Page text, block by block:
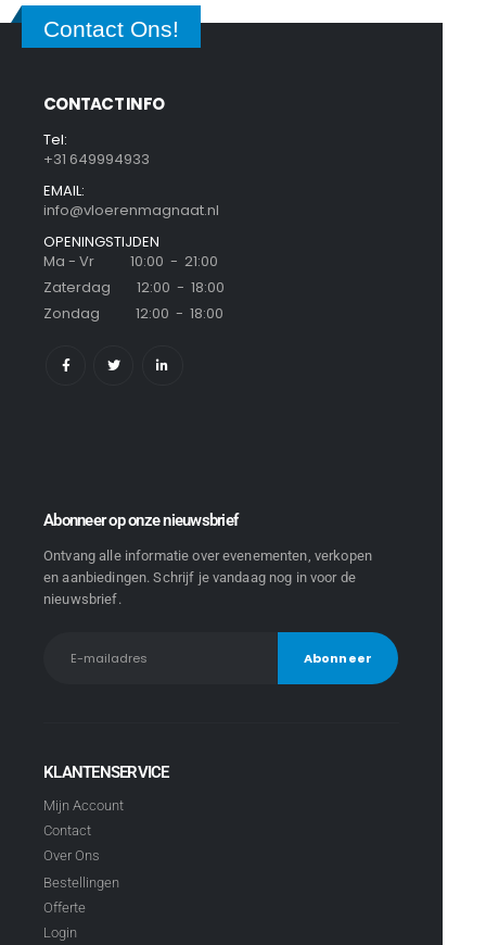
Contact Ons!
CONTACT INFO
Tel:
+31 649994933
EMAIL:
info@vloerenmagnaat.nl
OPENINGSTIJDEN
Ma - Vr 10:00 - 21:00
Zaterdag 12:00 - 18:00
Zondag 12:00 - 18:00
Abonneer op onze nieuwsbrief
Ontvang alle informatie over evenementen, verkopen
en aanbiedingen. Schrijf je vandaag nog in voor de
nieuwsbrief.
KLANTENSERVICE
Mijn Account
Contact
Over Ons
Bestellingen
Offerte
Login